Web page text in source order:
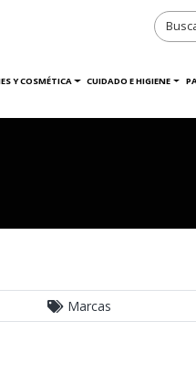
Y COSMÉTICA CUIDADO E HIGIENE
Marcas